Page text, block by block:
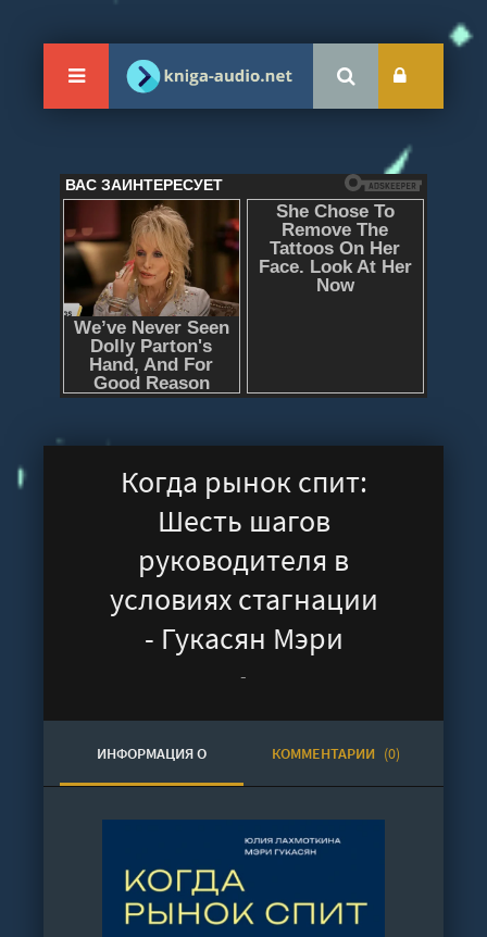
Когда рынок спит:
Шесть шагов
руководителя в
условиях стагнации
- Гукасян Мэри
-
ИНФОРМАЦИЯ О
АУДИОКНИГЕ
КОММЕНТАРИИ (0)